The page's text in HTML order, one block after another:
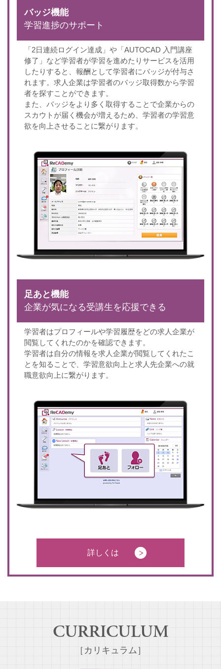
バッジ機能
学習進捗のサポート
「2日連続ログイン達成」や「AUTOCAD 入門講座
修了」など学習者が学習を進めたりサービスを活用
したりすると、報酬として学習者にバッジが付与さ
れます。求人企業は学習者のバッジ取得数から学習
者を探すことができます。
また、バッジをより多く取得することで企業からの
スカウトが届く機会が増えるため、学習者の学習意
欲を向上させることに繋がります。
足あと機能
企業が気になる受講生を応援できる
学習者はプロフィールや学習履歴をどの求人企業が
閲覧してくれたのかを確認できます。
学習者は自分の情報を求人企業が閲覧してくれたこ
とを知ることで、学習意欲向上と求人先企業への就
職意欲向上に繋がります。
詳しくは
CURRICULUM
［カリキュラム］